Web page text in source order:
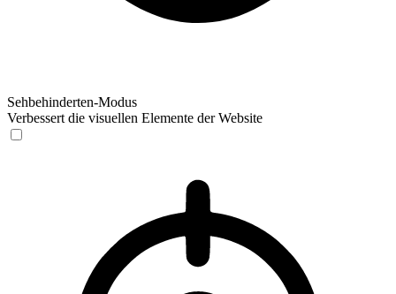
Sehbehinderten-Modus
Verbessert die visuellen Elemente der Website